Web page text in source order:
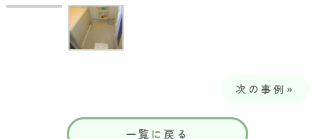
次の事例»
一覧に戻る